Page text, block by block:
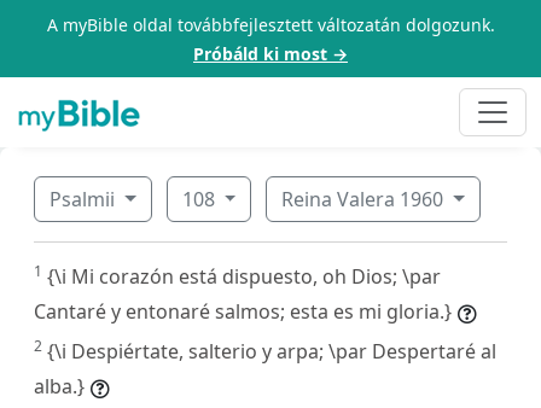
A myBible oldal továbbfejlesztett változatán dolgozunk.
Próbáld ki most →
Psalmii 108 Reina Valera 1960
1 {\i Mi corazón está dispuesto, oh Dios; \par
Cantaré y entonaré salmos; esta es mi gloria.}
2 {\i Despiértate, salterio y arpa; \par Despertaré al
alba.}